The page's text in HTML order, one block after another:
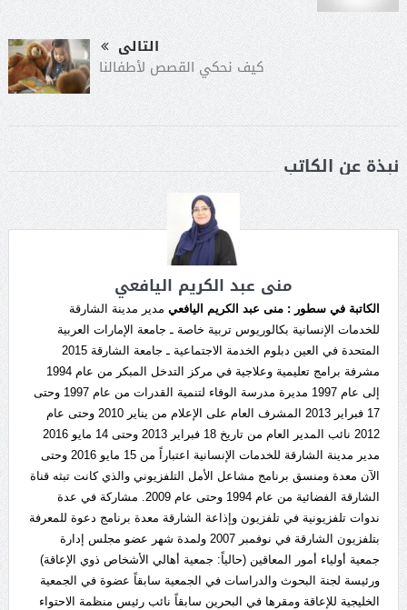
التالى
كيف نحكي القصص لأطفالنا
نبذة عن الكاتب
منى عبد الكريم اليافعي
الكاتبة في سطور : منى عبد الكريم اليافعي مدير مدينة الشارقة
للخدمات الإنسانية بكالوريوس تربية خاصة ـ جامعة الإمارات العربية
المتحدة في العين دبلوم الخدمة الاجتماعية ـ جامعة الشارقة 2015
مشرفة برامج تعليمية وعلاجية في مركز التدخل المبكر من عام 1994
إلى عام 1997 مديرة مدرسة الوفاء لتنمية القدرات من عام 1997 وحتى
17 فبراير 2013 المشرف العام على الإعلام من يناير 2010 وحتى عام
2012 نائب المدير العام من تاريخ 18 فبراير 2013 وحتى 14 مايو 2016
مدير مدينة الشارقة للخدمات الإنسانية اعتباراً من 15 مايو 2016 وحتى
الآن معدة ومنسق برنامج مشاعل الأمل التلفزيوني والذي كانت تبثه قناة
الشارقة الفضائية من عام 1994 وحتى عام 2009. مشاركة في عدة
ندوات تلفزيونية في تلفزيون وإذاعة الشارقة معدة برنامج دعوة للمعرفة
بتلفزيون الشارقة في نوفمبر 2007 ولمدة شهر عضو مجلس إدارة
جمعية أولياء أمور المعاقين (حالياً: جمعية أهالي الأشخاص ذوي الإعاقة)
ورئيسة لجنة البحوث والدراسات في الجمعية سابقاً عضوة في الجمعية
الخليجية للإعاقة ومقرها في البحرين سابقاً نائب رئيس منظمة الاحتواء